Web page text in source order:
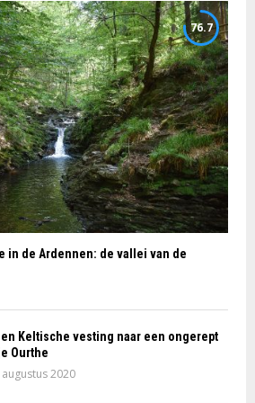
in de Ardennen: de vallei van de
76.7
Keltische vesting naar een ongerept
Ourthe
augustus 2020